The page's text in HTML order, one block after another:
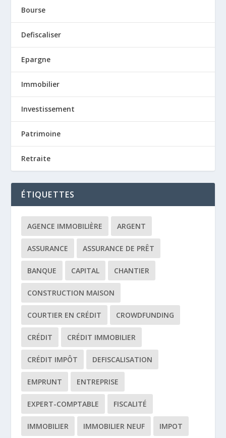
Bourse
Defiscaliser
Epargne
Immobilier
Investissement
Patrimoine
Retraite
ÉTIQUETTES
AGENCE IMMOBILIÈRE ARGENT
ASSURANCE ASSURANCE DE PRÊT
BANQUE CAPITAL CHANTIER
CONSTRUCTION MAISON
COURTIER EN CRÉDIT CROWDFUNDING
CRÉDIT CRÉDIT IMMOBILIER
CRÉDIT IMPÔT DEFISCALISATION
EMPRUNT ENTREPRISE
EXPERT-COMPTABLE FISCALITÉ
IMMOBILIER IMMOBILIER NEUF IMPOT